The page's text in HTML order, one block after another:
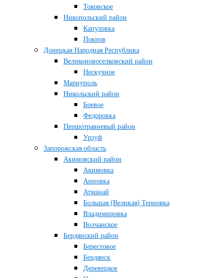
Токовское
Никопольский район
Капуловка
Покров
Донецкая Народная Республика
Великоновоселковский район
Нескучное
Мариуполь
Никольский район
Боевое
Федоровка
Першотравневый район
Урзуф
Запорожская область
Акимовский район
Акимовка
Анновка
Атманай
Большая (Великая) Терновка
Владимировка
Волчанское
Бердянский район
Берестовое
Бердянск
Деревецкое